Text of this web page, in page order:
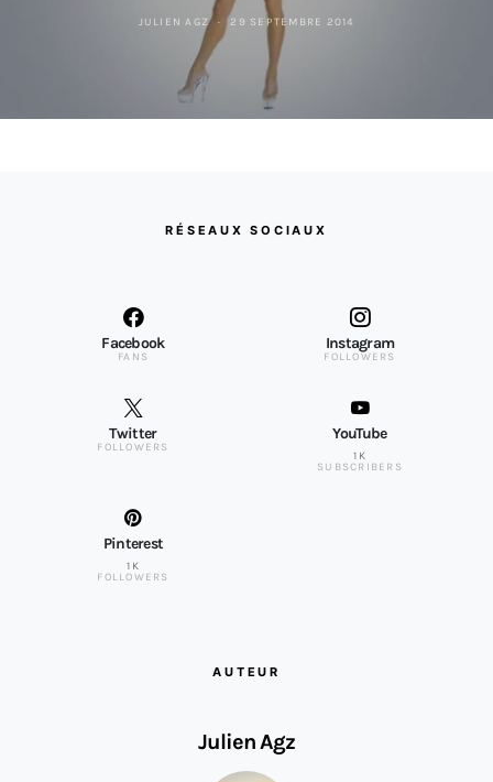
JULIEN AGZ 29 SEPTEMBRE 2014
RÉSEAUX SOCIAUX
Facebook
FANS
Instagram
FOLLOWERS
Twitter
FOLLOWERS
YouTube
1K
SUBSCRIBERS
Pinterest
1K
FOLLOWERS
AUTEUR
Julien Agz